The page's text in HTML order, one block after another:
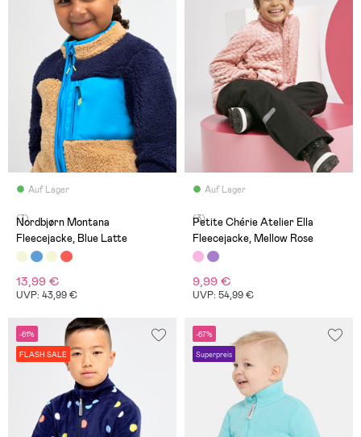
Auf Lager
(7)
Nordbjørn Montana
Fleecejacke, Blue Latte
13,99 €
UVP: 43,99 €
Auf Lager
(3)
Petite Chérie Atelier Ella
Fleecejacke, Mellow Rose
9,99 €
UVP: 54,99 €
-61%
FLASH SALE
-67%
Superpreis